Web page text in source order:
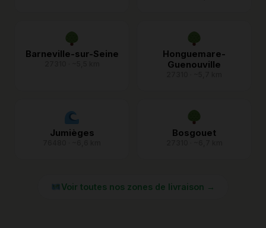
Barneville-sur-Seine
Honguemare-
Guenouville
Jumièges Bosgouet
Voir toutes nos zones de livraison →